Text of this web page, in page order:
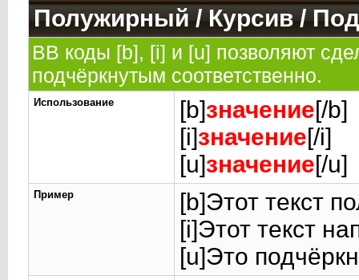
Полужирный / Курсив /
BB коды [b], [i] и [u] позволяют
подчёркнутым соответственно.
Использование [b]значение[/b]
[i]значение[/i]
[u]значение[/u]
Пример
[b]Этот текст
[i]Этот текст
[u]Это